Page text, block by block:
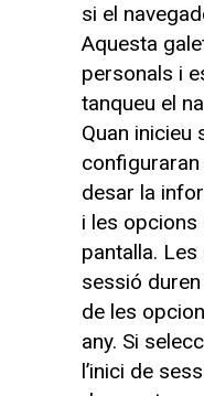
si el
Aquesta
personals i
tanqueu el
Quan inicieu
desar la
i les opcions
pantalla. Les
sessió
de les
any. Si
l’inici de